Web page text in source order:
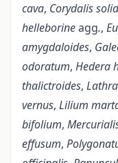
cava, Corydalis
helleborineagg.,
amygdaloides,
odoratum, Hedera
thalictroides,
vernus, Lilium
bifolium,
effusum,